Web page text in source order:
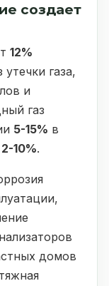
создает
12%
газа,
и
газ
5-15% в
2-10%.
домов